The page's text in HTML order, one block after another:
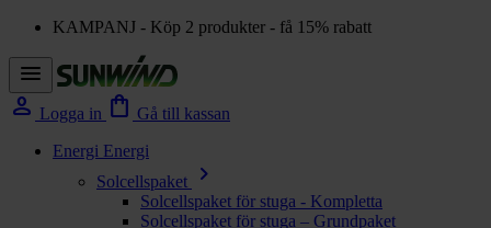
KAMPANJ - Köp 2 produkter - få 15% rabatt
menu
person Logga in shopping_bag Gå till kassan
Energi Energi
Solcellspaket
chevron_right
Solcellspaket för stuga - Kompletta
Solcellspaket för stuga – Grundpaket